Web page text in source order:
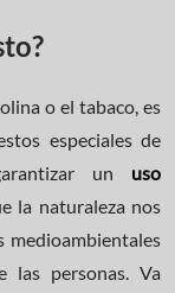
o el tabaco, es
especiales de
un uso
la naturaleza nos
medioambientales
personas. Va